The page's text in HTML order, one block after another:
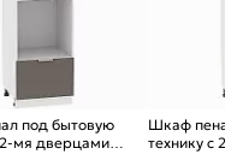
под бытовую
2-мя дверцами
Шкаф
технику с